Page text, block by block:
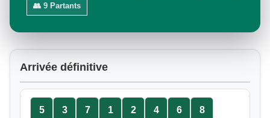
👥 9 Partants
Arrivée définitive
5 3 7 1 2 4 6 8